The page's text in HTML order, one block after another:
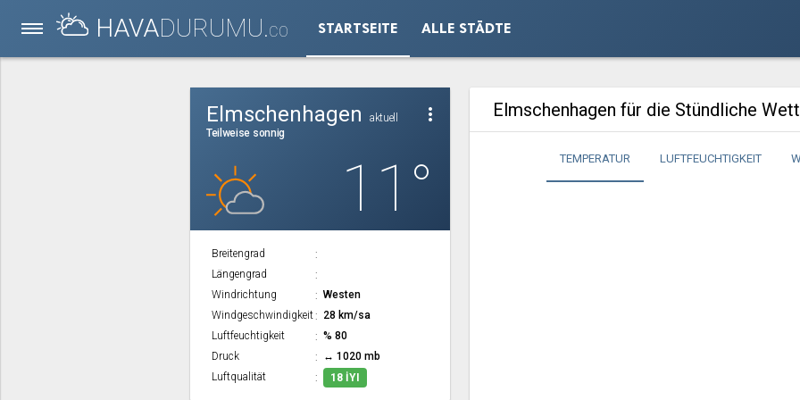
HAVADURUMU.CO STARTSEITE ALLE STÄDTE
more_vert
Elmschenhagen
aktuell
Teilweise sonnig
11°
Breitengrad
Längengrad
Windrichtung
Westen
Windgeschwindigkeit
28 km/sa
Luftfeuchtigkeit
% 80
Druck
↔ 1020 mb
Luftqualität
18 İYI
Elmschenhagen für die Stündliche
TEMPERATUR LUFTFEUCHTIGKEIT